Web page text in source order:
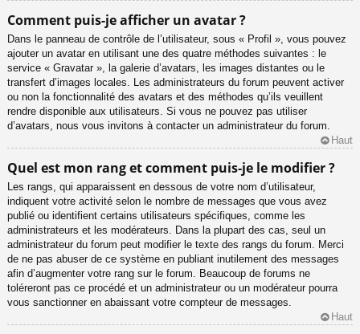
Comment puis-je afficher un avatar ?
Dans le panneau de contrôle de l’utilisateur, sous « Profil », vous pouvez
ajouter un avatar en utilisant une des quatre méthodes suivantes : le
service « Gravatar », la galerie d’avatars, les images distantes ou le
transfert d’images locales. Les administrateurs du forum peuvent activer
ou non la fonctionnalité des avatars et des méthodes qu’ils veuillent
rendre disponible aux utilisateurs. Si vous ne pouvez pas utiliser
d’avatars, nous vous invitons à contacter un administrateur du forum.
Haut
Quel est mon rang et comment puis-je le modifier ?
Les rangs, qui apparaissent en dessous de votre nom d’utilisateur,
indiquent votre activité selon le nombre de messages que vous avez
publié ou identifient certains utilisateurs spécifiques, comme les
administrateurs et les modérateurs. Dans la plupart des cas, seul un
administrateur du forum peut modifier le texte des rangs du forum. Merci
de ne pas abuser de ce système en publiant inutilement des messages
afin d’augmenter votre rang sur le forum. Beaucoup de forums ne
toléreront pas ce procédé et un administrateur ou un modérateur pourra
vous sanctionner en abaissant votre compteur de messages.
Haut